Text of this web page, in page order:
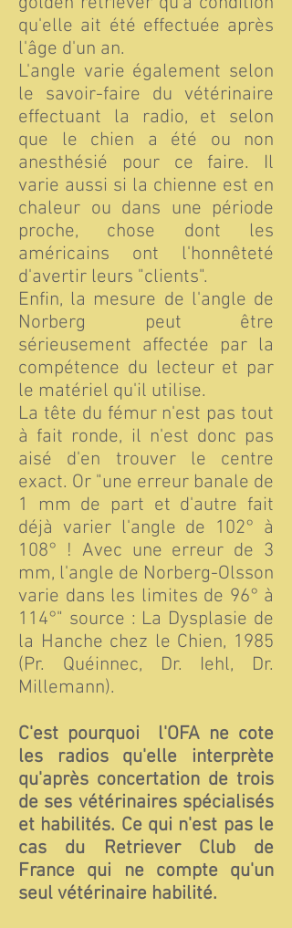
qu'elle ait été effectuée après
l'âge d'un an.
L'angle varie également selon
le savoir-faire du vétérinaire
effectuant la radio, et selon
que le chien a été ou non
anesthésié pour ce faire. Il
varie aussi si la chienne est en
chaleur ou dans une période
proche, chose dont les
américains ont l'honnêteté
d'avertir leurs "clients".
Enfin, la mesure de l'angle de
Norberg peut être
sérieusement affectée par la
compétence du lecteur et par
le matériel qu'il utilise.
La tête du fémur n'est pas tout
à fait ronde, il n'est donc pas
aisé d'en trouver le centre
exact. Or "une erreur banale de
1 mm de part et d'autre fait
déjà varier l'angle de 102° à
108° ! Avec une erreur de 3
mm, l'angle de Norberg-Olsson
varie dans les limites de 96° à
114°" source : La Dysplasie de
la Hanche chez le Chien, 1985
(Pr. Quéinnec, Dr. Iehl, Dr.
Millemann).
C'est pourquoi l'OFA ne cote
les radios qu'elle interprète
qu'après concertation de trois
de ses vétérinaires spécialisés
et habilités. Ce qui n'est pas le
cas du Retriever Club de
France qui ne compte qu'un
seul vétérinaire habilité.